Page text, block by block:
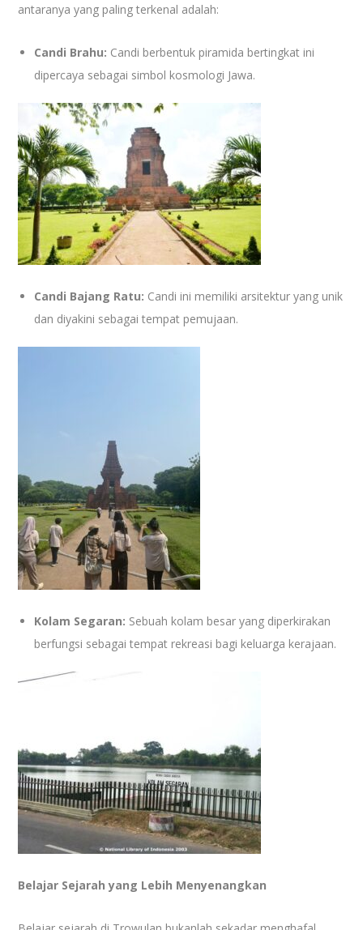
antaranya yang paling terkenal adalah:
Candi Brahu: Candi berbentuk piramida bertingkat ini
dipercaya sebagai simbol kosmologi Jawa.
Candi Bajang Ratu: Candi ini memiliki arsitektur yang unik
dan diyakini sebagai tempat pemujaan.
Kolam Segaran: Sebuah kolam besar yang diperkirakan
berfungsi sebagai tempat rekreasi bagi keluarga kerajaan.
Belajar Sejarah yang Lebih Menyenangkan